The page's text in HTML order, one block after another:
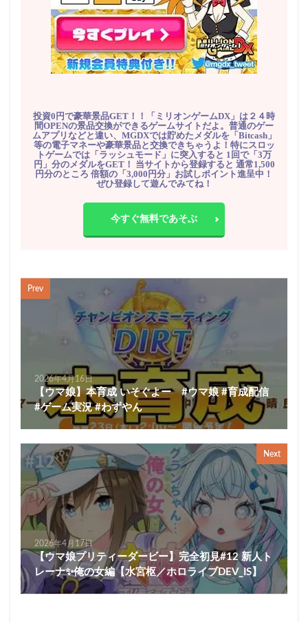
投資0円で豪華景品GET！！「ミリオンゲームDX」は２４時
間OPENの景品交換ができるゲームサイトだよ。普通のゲー
ムアプリなどと違い、MGDXでは貯めたメダルを「Bitcash」
等の電子マネーや豪華景品と交換できちゃうよ！特にスロッ
トゲームでは「ラッシュモード」に突入すると 1回で「3万
円」分のメダルをGET！ 当サイトから登録すると 通常1,500
円分のところ 倍額の「3,000円分」お試しポイント進呈中！
ぜひ登録して遊んでみてね！
今すぐ無料であそぶ
Prev
2026年4月16日
【ウマ娘】本育成 いそぐよー #ウマ娘 #育成配信
#ゲーム実況 #わずやん
Next
2026年4月17日
【ウマ娘プリティーダービー】完全初見#12 新人ト
レーナ✨️俺の女編【水宮枢／ホロライブDEV_IS】